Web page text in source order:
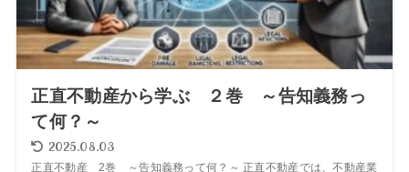
正直不動産から学ぶ ２巻 ～告知義務っ
て何？～
2025.08.03
正直不動産 2巻 ～告知義務って何？～ 正直不動産では、不動産業